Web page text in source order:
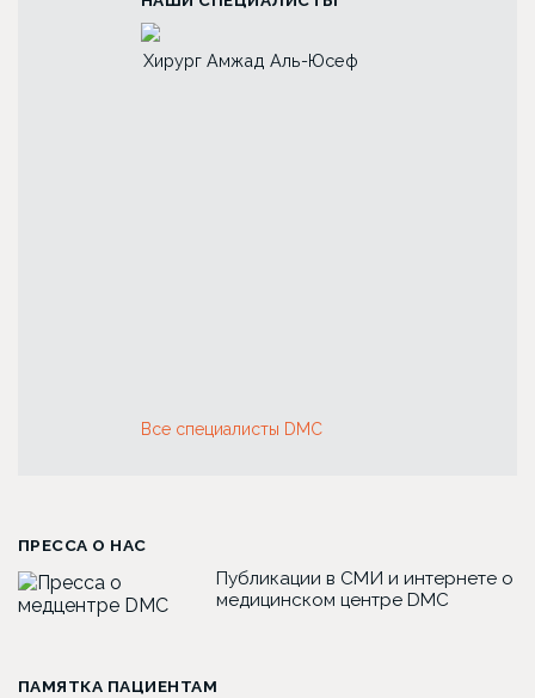
Хирург Лина Алиевна
Все специалисты DMC
ПРЕССА О НАС
Публикации в СМИ и интернете о
медицинском центре DMC
ПАМЯТКА ПАЦИЕНТАМ